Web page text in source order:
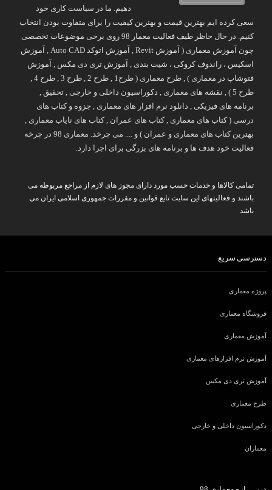
دهیم. ما در سیاست کاری خود
سعی کرده ایم بهترین قیمت و بهترین کیفیت را برای متفاوت بودن انتخاب
کنیم. در حال حاظر طیف فعالیت معمار 98 روی برخی موضوعات تخصصی
چون آموزش معماری ( آموزش Revit , آموزش اتوکد Auto CAD , آموزش
اسکیس ، راندوف کروکی ، شیت بندی , آموزش تری دی مکس , آموزش
فتوشاپ در معماری ) , طرح معماری ( طرح1 , طرح 2 , طرح 3 , طرح 4 ,
طرح 5 ) , نقشه های معماری , دکوراسیون داخلی و خارجی , تحقیق ,
برنامه های فیزیکی , دانلود نرم افزار های معماری , جزوه و کتاب های
درسی ( کتاب های معماری , کتاب های عمران , کتاب های نایاب معماری ,
بهترین کتاب های معماری و عمران ) و .... می چرخد. معماری 98 در چرخه
فعالیت خود هدف ها و برنامه های بزرگی برای اجرا دارد.
تمامی کالاها و خدمات حسب مورد دارای مجوز های لازم از مراجع مربوطه می
باشند و فعالیتهای این سایت تابع قوانین و مقررات جمهوری اسلامی ایران می
باشد
دسترسی سریع
پروژه معماری
فروشگاه معماری
آموزش معماری
آموزش نرم افزارهای معماری
آموزش تری دی مکس
طرح معماری
دکوراسیون داخلی و خارجی
معماران